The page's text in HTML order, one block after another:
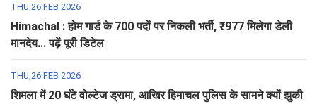
THU,26 FEB 2026
Himachal : होम गार्ड के 700 पदों पर निकली भर्ती, ₹977 मिलेगा डेली
मानदेय... पढ़ें पूरी डिटेल
THU,26 FEB 2026
शिमला में 20 घंटे वोल्टेज ड्रामा, आखिर हिमाचल पुलिस के सामने क्यों झुकी